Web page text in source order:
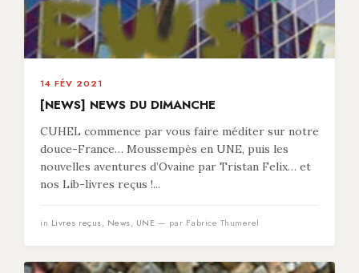
14 FÉV 2021
[NEWS] NEWS DU DIMANCHE
CUHEL commence par vous faire méditer sur notre
douce-France… Moussempès en UNE, puis les
nouvelles aventures d’Ovaine par Tristan Felix… et
nos Lib-livres reçus !...
in Livres reçus, News, UNE — par Fabrice Thumerel